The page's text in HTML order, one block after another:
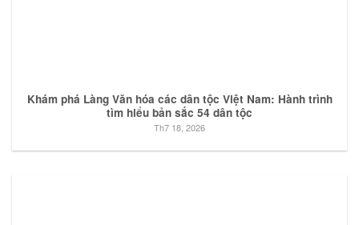
Khám phá Làng Văn hóa các dân tộc Việt Nam: Hành trình
tìm hiểu bản sắc 54 dân tộc
Th7 18, 2026